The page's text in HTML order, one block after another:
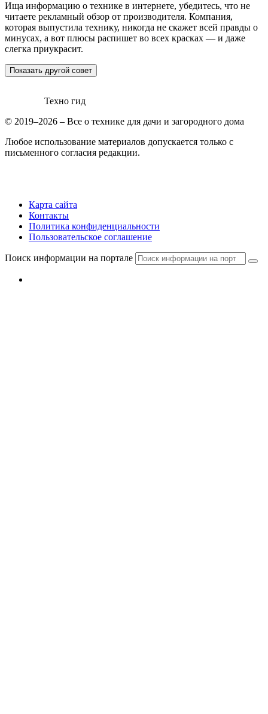
Ища информацию о технике в интернете, убедитесь, что не
читаете рекламный обзор от производителя. Компания,
которая выпустила технику, никогда не скажет всей правды о
минусах, а вот плюсы распишет во всех красках — и даже
слегка приукрасит.
Показать другой совет
Техно гид
© 2019–2026 – Все о технике для дачи и загородного дома
Любое использование материалов допускается только с
письменного согласия редакции.
Карта сайта
Контакты
Политика конфиденциальности
Пользовательское соглашение
Поиск информации на портале